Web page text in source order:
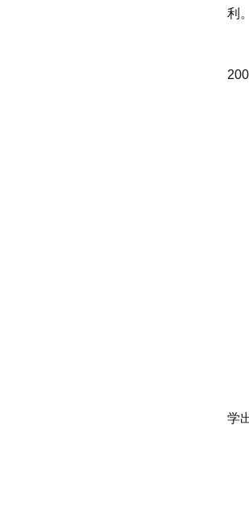
利。
学